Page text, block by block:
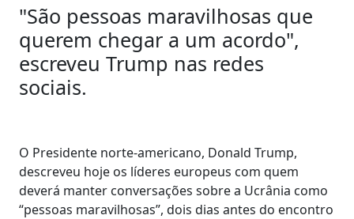
"São pessoas maravilhosas que
querem chegar a um acordo",
escreveu Trump nas redes
sociais.
O Presidente norte-americano, Donald Trump,
descreveu hoje os líderes europeus com quem
deverá manter conversações sobre a Ucrânia como
“pessoas maravilhosas”, dois dias antes do encontro